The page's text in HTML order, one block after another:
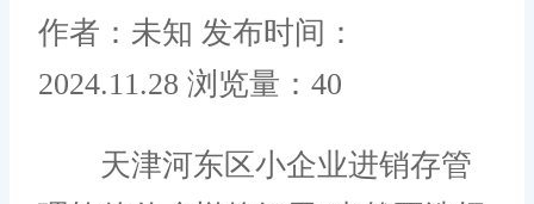
作者：未知 发布时间：
2024.11.28 浏览量：40
天津河东区小企业进销存管